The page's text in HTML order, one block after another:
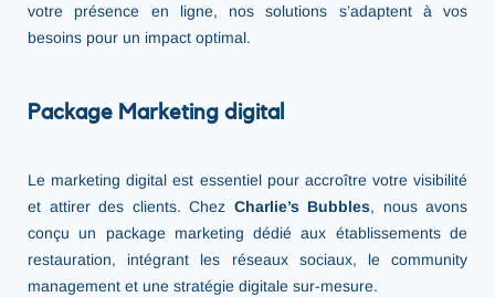
votre présence en ligne, nos solutions s’adaptent à vos
besoins pour un impact optimal.
Package Marketing digital
Le marketing digital est essentiel pour accroître votre visibilité
et attirer des clients. Chez Charlie’s Bubbles, nous avons
conçu un package marketing dédié aux établissements de
restauration, intégrant les réseaux sociaux, le community
management et une stratégie digitale sur-mesure.